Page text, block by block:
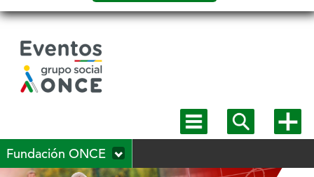
Mostrar
menú
Mostrar
buscadormás
Fundación ONCE